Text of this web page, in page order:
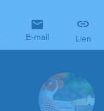
E-mail Lien